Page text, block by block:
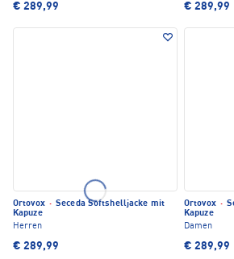
€ 289,99 € 289,99
Ortovox · Seceda Softshelljacke mit
Kapuze
Herren
€ 289,99
Ortovox ·
Kapuze
Damen
€ 289,99